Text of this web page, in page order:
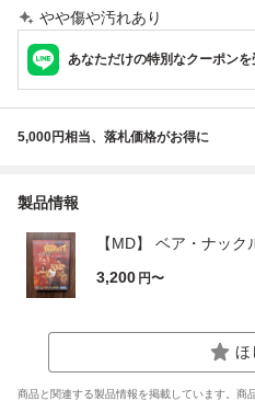
やや傷や汚れあり
あなただけの特別なクーポン
5,000円相当、落札価格がお得に
製品情報
【MD】 ベア・ナッ
3,200 円〜
ほ
商品と関連する製品情報を掲載しています。商